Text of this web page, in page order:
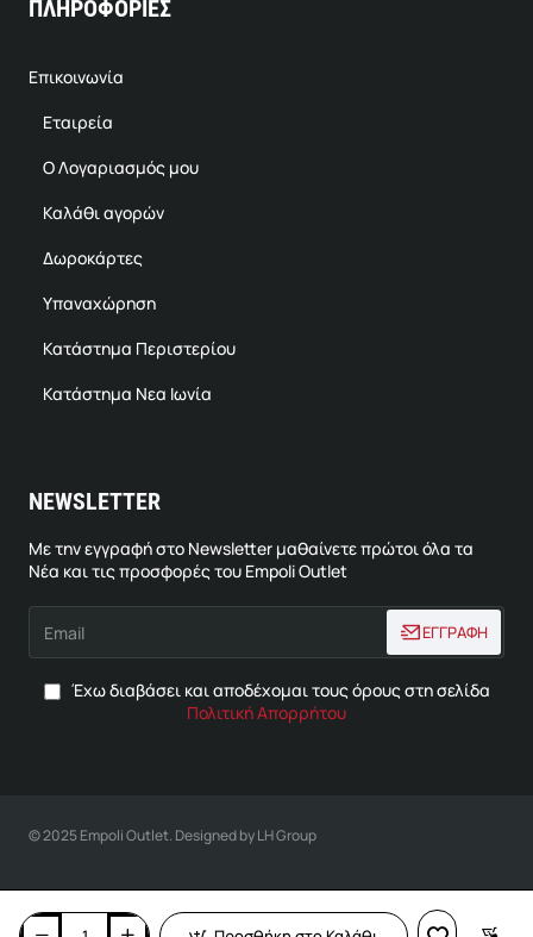
ΠΛΗΡΟΦΟΡΙΕΣ
Επικοινωνία
Εταιρεία
Ο Λογαριασμός μου
Καλάθι αγορών
Δωροκάρτες
Υπαναχώρηση
Κατάστημα Περιστερίου
Κατάστημα Νεα Ιωνία
NEWSLETTER
Με την εγγραφή στο Newsletter μαθαίνετε πρώτοι όλα τα
Νέα και τις προσφορές του Empoli Outlet
ΕΓΓΡΑΦΗ
Έχω διαβάσει και αποδέχομαι τους όρους στη σελίδα
Πολιτική Απορρήτου
© 2025 Empoli Outlet. Designed by LH Group